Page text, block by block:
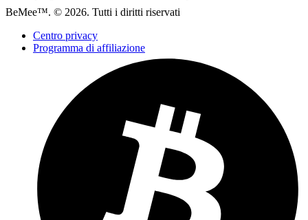
BeMee™. © 2026. Tutti i diritti riservati
Centro privacy
Programma di affiliazione